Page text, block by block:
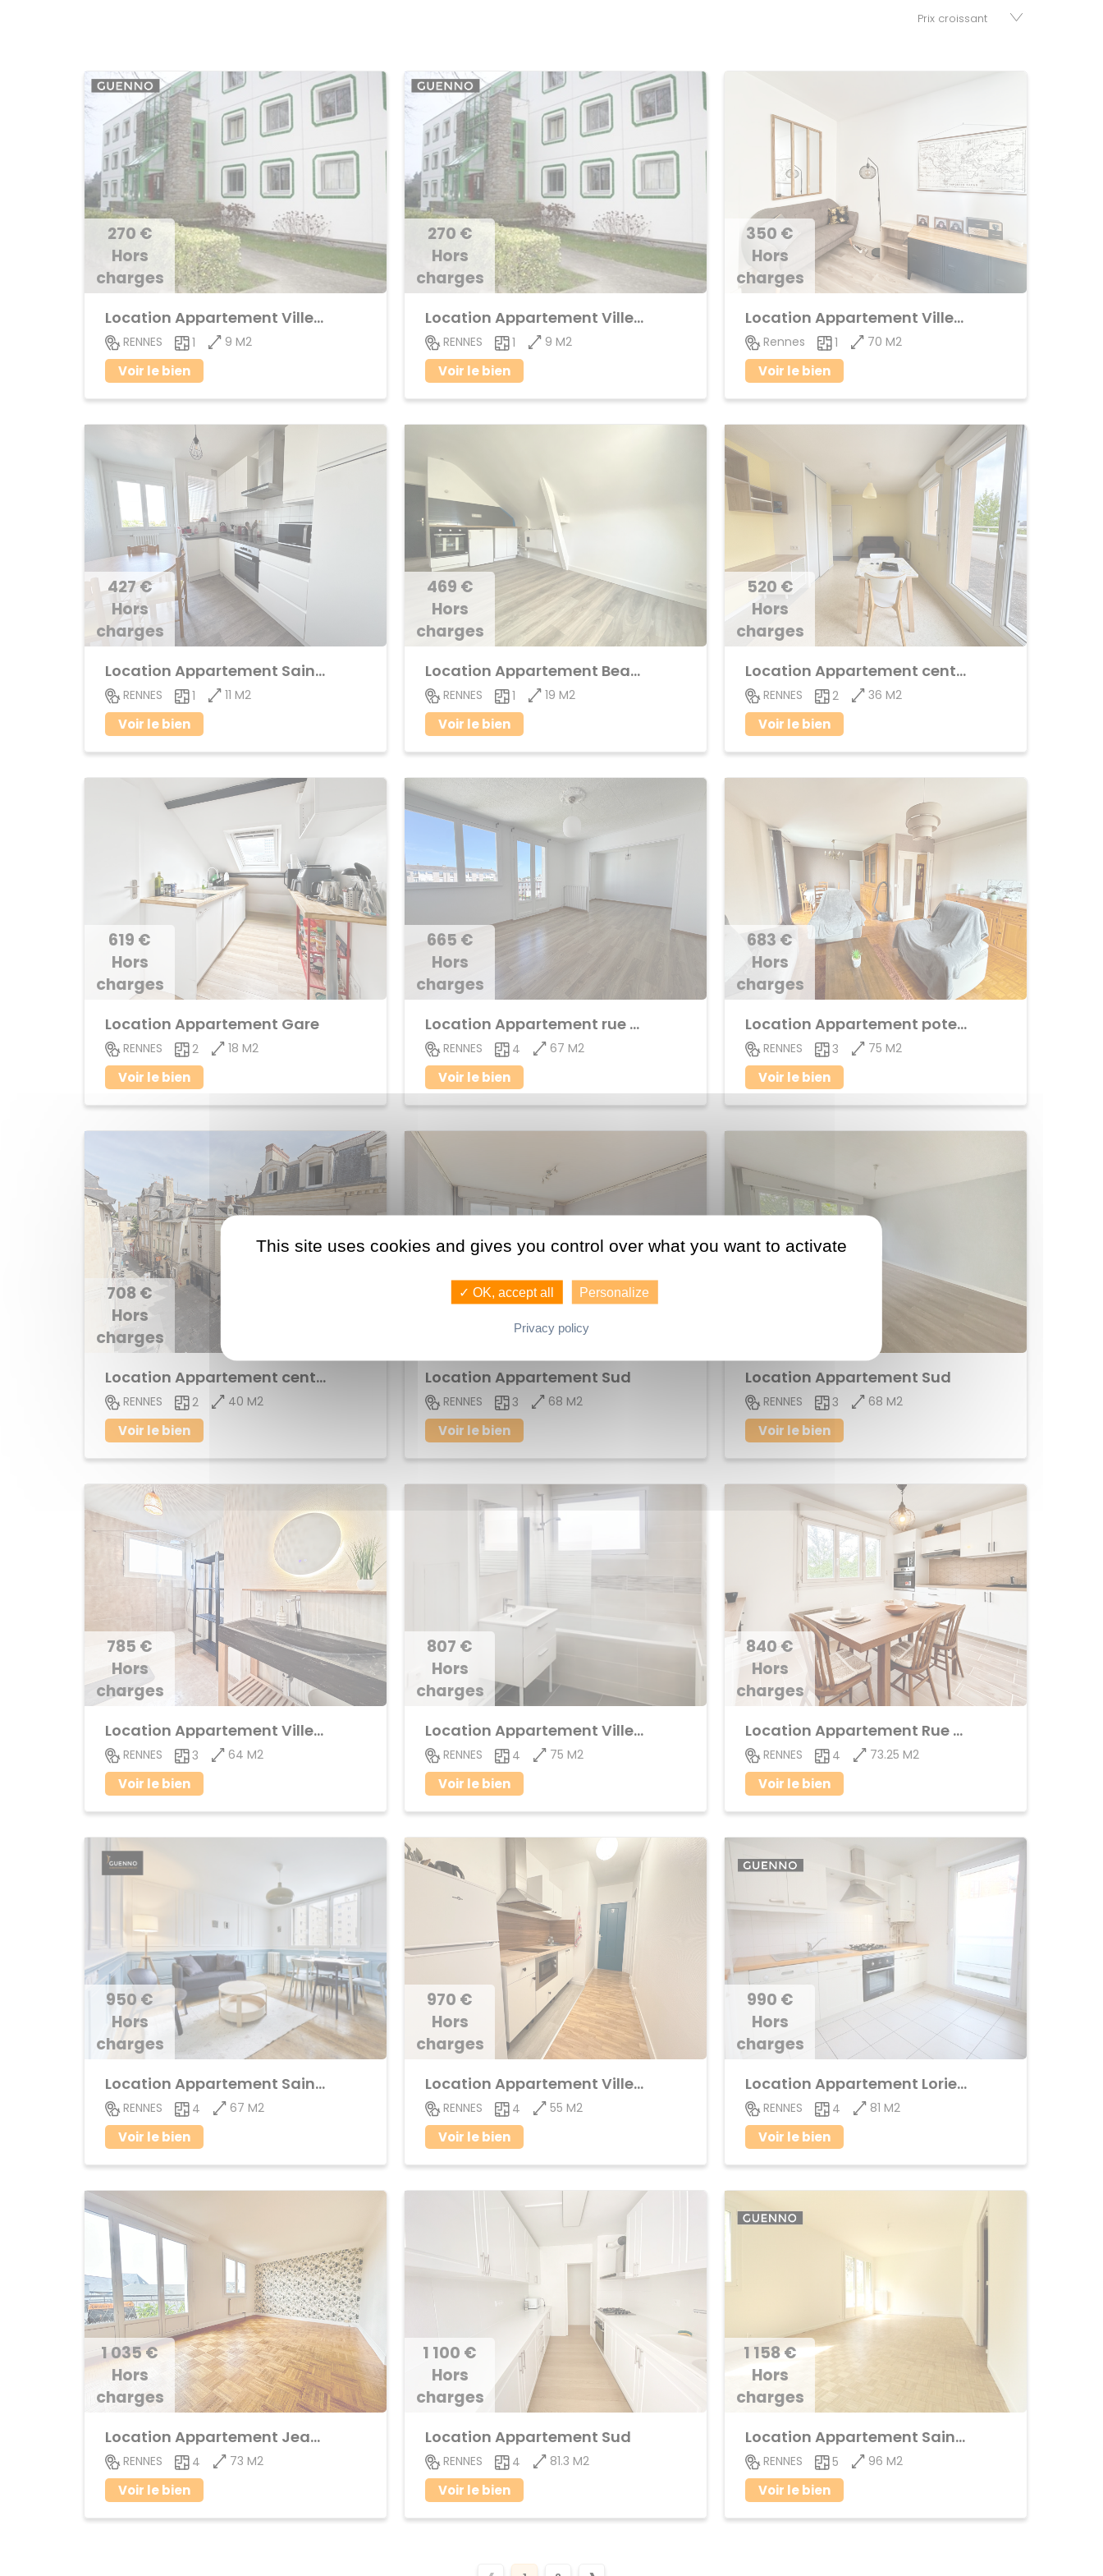
270 €
Hors
charges
Location Appartement Villejean
RENNES 1 9 M2
Voir le bien
270 €
Hors
charges
Location Appartement Villejean
RENNES 1 9 M2
Voir le bien
350 €
Hors
charges
Location Appartement Villejean
Rennes 1 70 M2
Voir le bien
427 €
Hors
charges
Location Appartement Saint-Helier
RENNES 1 11 M2
Voir le bien
469 €
Hors
charges
Location Appartement Beaulieu
RENNES 1 19 M2
Voir le bien
520 €
Hors
charges
Location Appartement centre-ville
RENNES 2 36 M2
Voir le bien
619 €
Hors
charges
Location Appartement Gare
RENNES 2 18 M2
Voir le bien
665 €
Hors
charges
Location Appartement rue de Nantes
RENNES 4 67 M2
Voir le bien
683 €
Hors
charges
Location Appartement poterie
RENNES 3 75 M2
Voir le bien
708 €
Hors
charges
Location Appartement centre ville
RENNES 2 40 M2
Voir le bien
739 €
Location Appartement Sud
RENNES 3 68 M2
Voir le bien
Location Appartement Sud
RENNES 3 68 M2
Voir le bien
785 €
Hors
charges
Location Appartement Villejean,Beauregard
RENNES 3 64 M2
Voir le bien
807 €
Hors
charges
Location Appartement Villejean
RENNES 4 75 M2
Voir le bien
840 €
Hors
charges
Location Appartement Rue de Nantes,Poterie,Sud,Sainte-Thérèse,Saint-Jacques,Brequigny,Landry
RENNES 4 73.25 M2
Voir le bien
950 €
Hors
charges
Location Appartement Sainte-Thérèse
RENNES 4 67 M2
Voir le bien
970 €
Hors
charges
Location Appartement Villejean
RENNES 4 55 M2
Voir le bien
990 €
Hors
charges
Location Appartement Lorient - Saint-Brieuc
RENNES 4 81 M2
Voir le bien
1 035 €
Hors
charges
Location Appartement Jeanne d'Arc
RENNES 4 73 M2
Voir le bien
1 100 €
Hors
charges
Location Appartement Sud
RENNES 4 81.3 M2
Voir le bien
1 158 €
Hors
charges
Location Appartement Sainte-Thérèse
RENNES 5 96 M2
Voir le bien
This site uses cookies and gives you control over what you want to activate
✓ OK, accept all Personalize
Privacy policy